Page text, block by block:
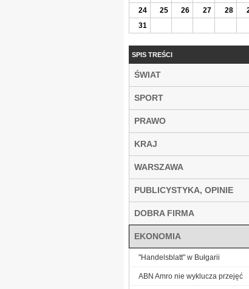
24
25 26 27 28
31
SPIS TREŚCI
ŚWIAT
SPORT
PRAWO
KRAJ
WARSZAWA
PUBLICYSTYKA, OPINIE
DOBRA FIRMA
EKONOMIA
"Handelsblatt" w Bułgarii
ABN Amro nie wyklucza przejęć